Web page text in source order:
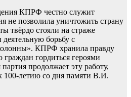
КПРФ честно служит
не позволила уничтожить страну
твёрдо стояли на страже
деятельную борьбу с
КПРФ хранила правду
гордиться героями
продолжает эту работу,
100-летию со дня памяти В.И.